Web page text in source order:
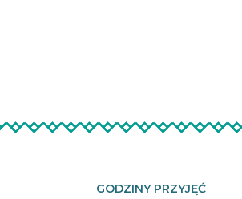
GODZINY PRZYJĘĆ